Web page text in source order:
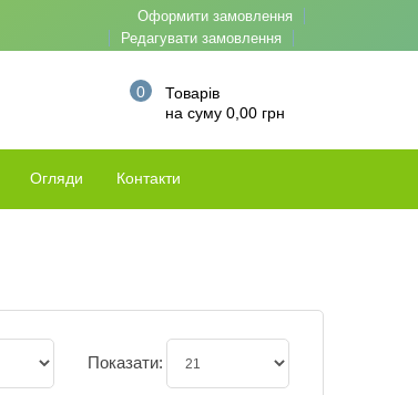
Оформити замовлення
Редагувати замовлення
Товарів
0
на суму 0,00 грн
Огляди Контакти
Показати: